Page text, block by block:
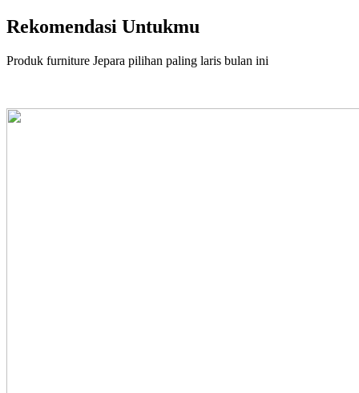
Rekomendasi Untukmu
Produk furniture Jepara pilihan paling laris bulan ini